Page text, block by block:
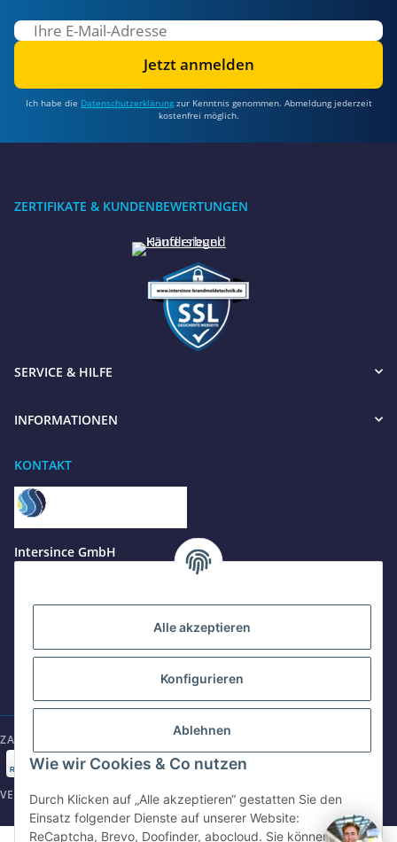
Wir sind gerne für Sie da
Jetzt anrufen
+49 8679 984969 - 0
werktags Mo–Fr 8:30–17:00 Uhr
WhatsApp
+49 162 5669885
E-Mail schreiben
shop@intersince.de
Webseite besuchen
www.intersince-group.de
Jetzt anmelden
Ich habe die Datenschutzerklärungzur Kenntnis genommen. Abmeldung jederzeit
kostenfrei möglich.
ZERTIFIKATE & KUNDENBEWERTUNGEN
SERVICE & HILFE
INFORMATIONEN
KONTAKT
Intersince GmbH
84508 Burgkirchen a.d.Alz
Mo-Fr: 8:30 - 17:00 Uhr
ZAHLUNGSARTEN
VERSANDARTEN
Alle akzeptieren
Konfigurieren
Ablehnen
Wie wir Cookies & Co nutzen
Durch Klicken auf „Alle akzeptieren“ gestatten Sie den
Einsatz folgender Dienste auf unserer Website:
ReCaptcha, Brevo, Doofinder, abocloud. Sie können die